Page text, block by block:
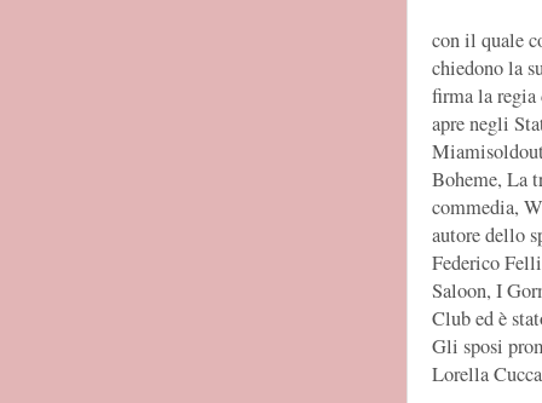
con il quale
chiedono la
firma la regia
apre negli
Boheme, La
commedia,
autore dello
Federico
Saloon, I
Club ed è
Gli sposi
Lorella